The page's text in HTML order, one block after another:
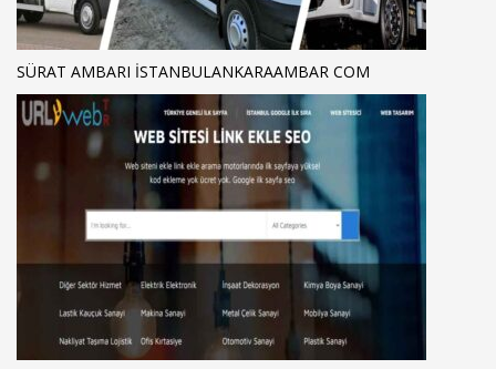
SÜRAT AMBARI ISTANBULANKARAAMBAR COM